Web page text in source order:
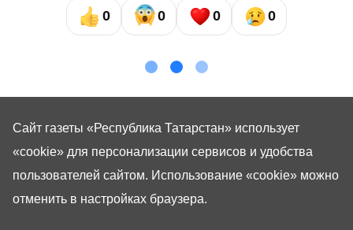
0 0 0 0
Сайт газеты «Республика Татарстан» использует
«cookie» для персонализации сервисов и удобства
пользователей сайтом. Использование «cookie» можно
отменить в настройках браузера.